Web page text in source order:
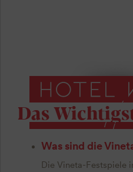
Das
Was sind die
Die Vineta-Festspiele